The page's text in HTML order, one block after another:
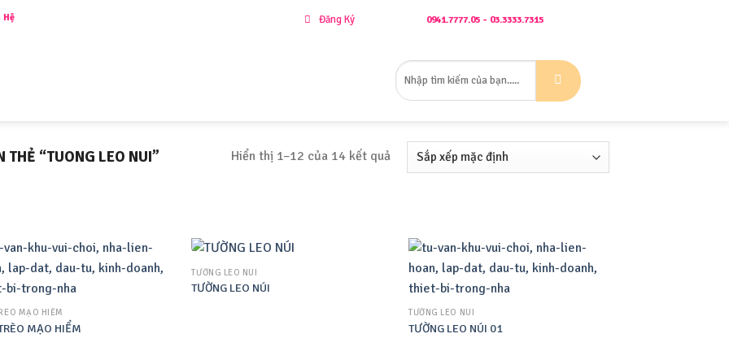
để nhận Đăng Ký 0941.7777.05 - 03.3333.7315
Tìm
kiếm:
“TUONG LEO NUI” Hiển thị 1–12 của 14 kết quả
MẠO HIỂM
MẠO HIỂM
TƯỜNG LEO NÚI
TƯỜNG LEO NÚI
TƯỜNG LEO NÚI
TƯỜNG LEO NÚI 01